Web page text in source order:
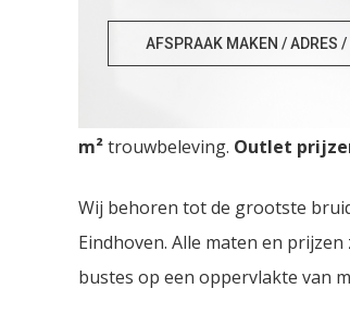
AFSPRAAK MAKEN / ADRES
Bruidswinkel
m²trouwbeleving. Outlet
Wij behoren tot de grootste
Eindhoven. Alle maten en
bustes op een oppervlakte van